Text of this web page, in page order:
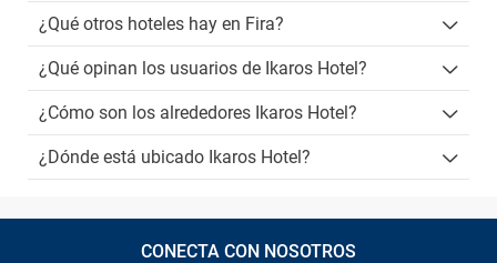
¿Qué otros hoteles hay en Fira?
¿Qué opinan los usuarios de Ikaros Hotel?
¿Cómo son los alrededores Ikaros Hotel?
¿Dónde está ubicado Ikaros Hotel?
CONECTA CON NOSOTROS